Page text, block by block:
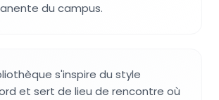
du campus.
s'inspire du style
et sert de lieu de rencontre où